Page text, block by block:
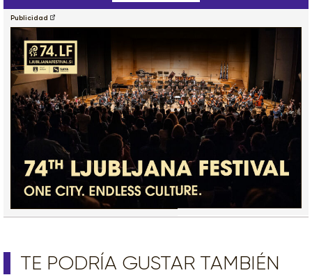
Publicidad
TE PODRÍA GUSTAR TAMBIÉN